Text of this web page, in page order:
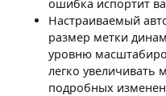
ошибка испортит
Настраиваемый
размер метки
уровню
легко увеличивать
подробных